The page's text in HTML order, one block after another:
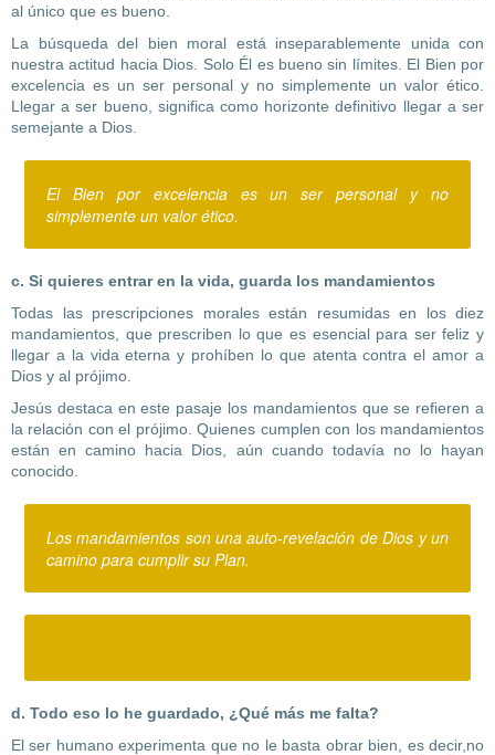
al único que es bueno.
La búsqueda del bien moral está inseparablemente unida con
nuestra actitud hacia Dios. Solo Él es bueno sin límites. El Bien por
excelencia es un ser personal y no simplemente un valor ético.
Llegar a ser bueno, significa como horizonte definitivo llegar a ser
semejante a Dios.
El Bien por excelencia es un ser personal y no
simplemente un valor ético.
c. Si quieres entrar en la vida, guarda los mandamientos
Todas las prescripciones morales están resumidas en los diez
mandamientos, que prescriben lo que es esencial para ser feliz y
llegar a la vida eterna y prohíben lo que atenta contra el amor a
Dios y al prójimo.
Jesús destaca en este pasaje los mandamientos que se refieren a
la relación con el prójimo. Quienes cumplen con los mandamientos
están en camino hacia Dios, aún cuando todavía no lo hayan
conocido.
Los mandamientos son una auto-revelación de Dios y un
camino para cumplir su Plan.
d. Todo eso lo he guardado, ¿Qué más me falta?
El ser humano experimenta que no le basta obrar bien, es decir,no